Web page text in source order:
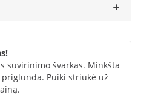
suvirinimo švarkas. Minkšta
Puiki striukė už